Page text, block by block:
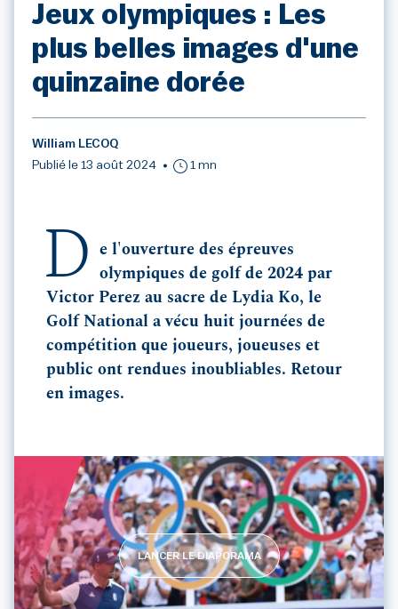
Jeux olympiques : Les
plus belles images d'une
quinzaine dorée
William LECOQ
Publié le 13 août 2024
1 mn
D
e l'ouverture des épreuves
olympiques de golf de 2024 par
Victor Perez au sacre de Lydia Ko, le
Golf National a vécu huit journées de
compétition que joueurs, joueuses et
public ont rendues inoubliables. Retour
en images.
LANCER LE DIAPORAMA